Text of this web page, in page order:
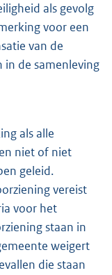
als gevolg
voor een
van de
in de samenleving
als alle
niet of niet
geleid.
vereist
voor het
staan in
weigert
die staan